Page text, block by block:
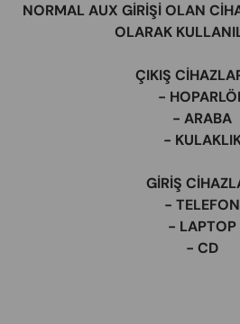
NORMAL AUX GİRİŞİ OLAN
OLARAK
ÇIKIŞ
-
- ARABA
-
GİRİŞ
- TELEFON
- LAPTOP
- CD